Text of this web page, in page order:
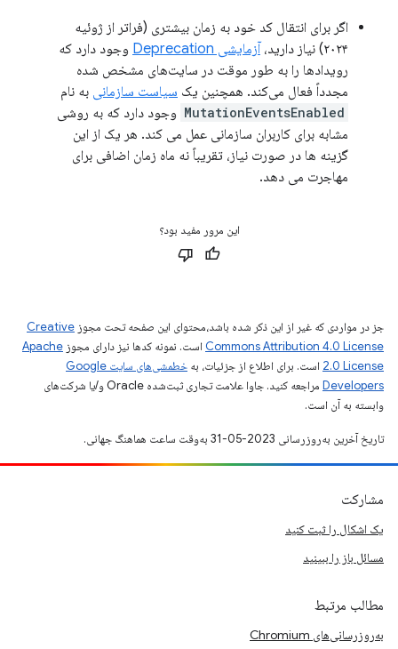
اگر برای انتقال کد خود به زمان بیشتری (فراتر از ژوئیه
۲۰۲۴) نیاز دارید،
آزمایشی Deprecation
وجود دارد که
رویدادها را به طور موقت در سایت‌های مشخص شده
مجدداً فعال می‌کند. همچنین یک سیاست سازمانی به نام
MutationEventsEnabled وجود دارد که به روشی
مشابه برای کاربران سازمانی عمل می کند. هر یک از این
گزینه ها در صورت نیاز، تقریباً نه ماه زمان اضافی برای
مهاجرت می دهد.
این مرور مفید بود؟
جز در مواردی که غیر از این ذکر شده باشد،‌محتوای این صفحه تحت مجوز Creative
Commons Attribution 4.0 License است. نمونه کدها نیز دارای مجوز Apache
2.0 License است. برای اطلاع از جزئیات، به
خطمشی‌های سایت Google
Developers‏
مراجعه کنید. جاوا علامت تجاری ثبت‌شده Oracle و/یا شرکت‌های
وابسته به آن است.
تاریخ آخرین به‌روزرسانی 2023-05-31 به‌وقت ساعت هماهنگ جهانی.
مشارکت
یک اشکال را ثبت کنید
مسائل باز را ببینید
مطالب مرتبط
به‌روزرسانی‌های Chromium